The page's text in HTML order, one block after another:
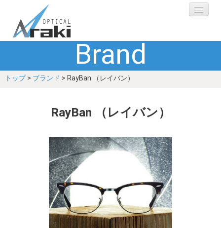
ブランド
お客さまの声
Brand
トップ> ブランド > RayBan （レイバン）
RayBan （レイバン）